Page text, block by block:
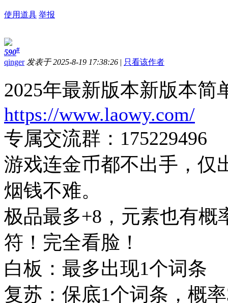
使用道具 举报
590#
qinger 发表于 2025-8-19 17:38:26 | 只看该作者
2025年最新版本新版本简
https://www.laowy.com/
专属交流群：175229496
游戏连金币都不出手，仅
烟钱不难。
极品最多+8，元素也有概
符！完全看脸！
白板：最多出现1个词条
复苏：保底1个词条，概